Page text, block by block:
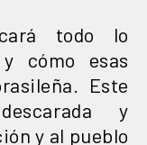
todo lo
cómo esas
Este
y
y al pueblo